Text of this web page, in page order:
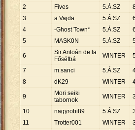
2
Fives 5.Á.SZ
3
a Vajda 5.Á.SZ 6
4
-Ghost Town* 5.Á.SZ 6
5
MASK0N 5.Á.SZ
6
Sir Antoán de la
Főséfbá
WINTER
7 m.sanci 5.Á.SZ
8
dK29 WINTER
9
Mori seiki
tabornok
WINTER
10 nagyrobi89 5.Á.SZ
11
Trotter001 WINTER